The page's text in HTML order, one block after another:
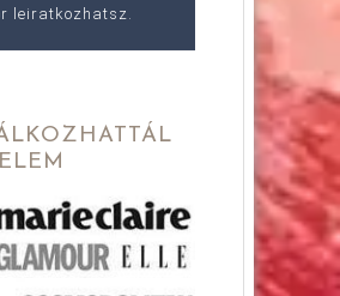
leiratkozhatsz.